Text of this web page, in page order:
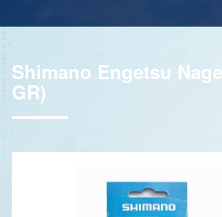
Shimano Engetsu
GR)